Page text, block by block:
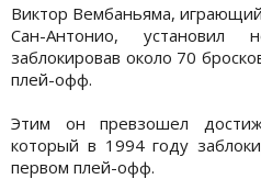
Виктор Вембаньяма,
Сан-Антонио,
заблокировав около 70
плей-офф.
Этим он превзошел
который в 1994 году
первом плей-офф.